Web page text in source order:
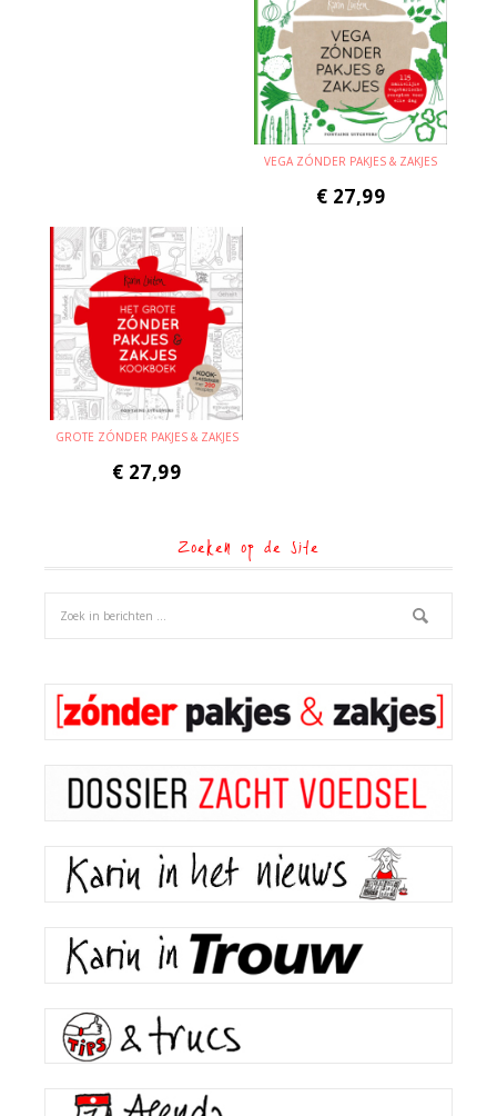
VEGA ZÓNDER PAKJES & ZAKJES
€ 27,99
GROTE ZÓNDER PAKJES & ZAKJES
€ 27,99
Zoeken op de site